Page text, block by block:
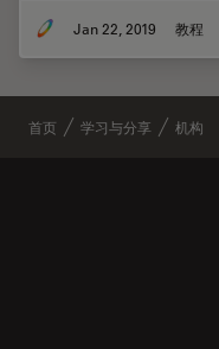
Jan 22, 2019 教程
首页 学习与分享 机构